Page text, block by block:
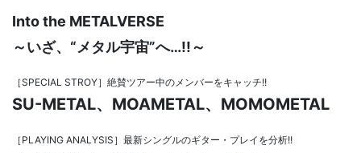
Into the METALVERSE
～いざ、“メタル宇宙”へ…!!～
［SPECIAL STROY］絶賛ツアー中のメンバーをキャッチ!!
SU-METAL、MOAMETAL、MOMOMETAL
［PLAYING ANALYSIS］最新シングルのギター・プレイを分析!!